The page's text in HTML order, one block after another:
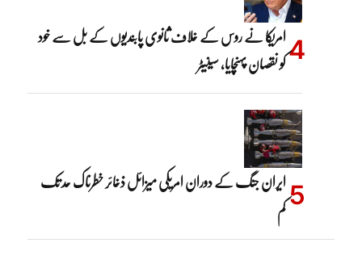
امریکا نے روس کے خلاف ثانوی پابندیوں کے بل سے خود
کو نقصان پہنچایا، سینیٹر
ایران جنگ کے دوران امریکی میزائل ذخائر خطرناک حد تک
کم